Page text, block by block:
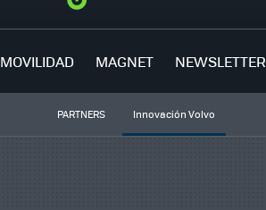
MOVILIDAD MAGNET NEWSLETTER
PARTNERS Innovación Volvo